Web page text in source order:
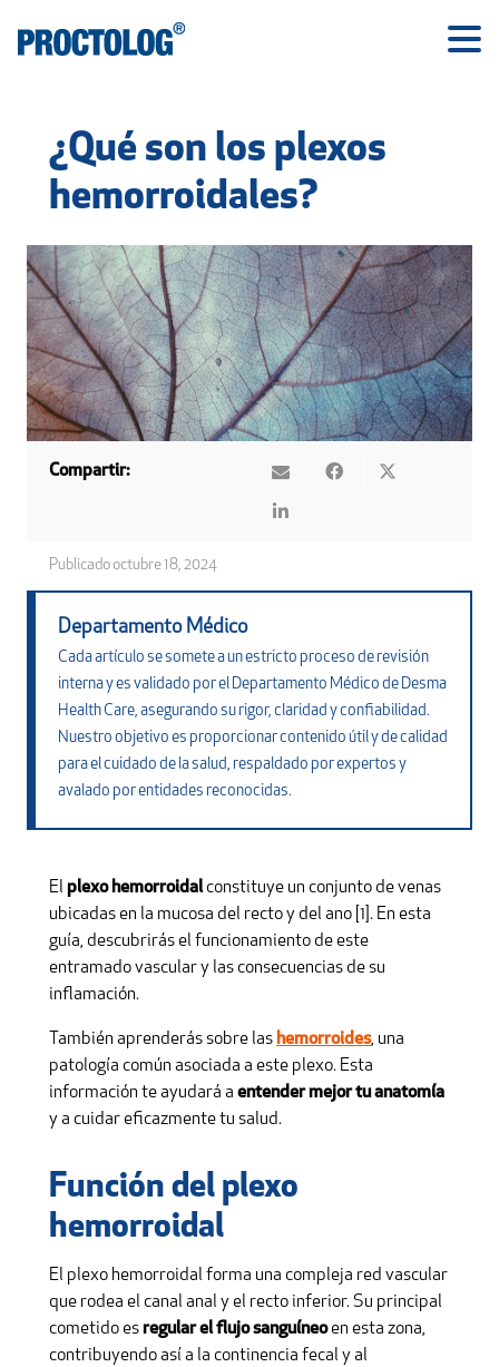
¿Qué son los plexos
hemorroidales?
Compartir:
Publicado octubre 18, 2024
Departamento Médico
Cada artículo se somete a un estricto proceso de revisión
interna y es validado por el Departamento Médico de Desma
Health Care, asegurando su rigor, claridad y confiabilidad.
Nuestro objetivo es proporcionar contenido útil y de calidad
para el cuidado de la salud, respaldado por expertos y
avalado por entidades reconocidas.
El plexo hemorroidalconstituye un conjunto de venas
ubicadas en la mucosa del recto y del ano [1]. En esta
guía, descubrirás el funcionamiento de este
entramado vascular y las consecuencias de su
inflamación.
También aprenderás sobre las hemorroides, una
patología común asociada a este plexo. Esta
información te ayudará a entender mejor tu anatomía
y a cuidar eficazmente tu salud.
Función del plexo
hemorroidal
El plexo hemorroidal forma una compleja red vascular
que rodea el canal anal y el recto inferior. Su principal
cometido esregular el flujo sanguíneoen esta zona,
contribuyendo así a la continencia fecal y al